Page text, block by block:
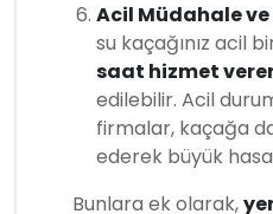
Acil Müdahale ve
su kaçağınız acil
saat hizmet
edilebilir. Acil
firmalar, kaçağa
ederek büyük
Bunlara ek olarak,